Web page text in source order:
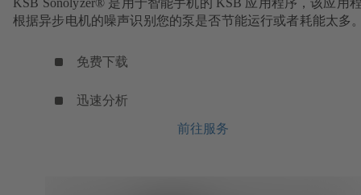
KSB Sonolyzer® 是用于智能手机的 KSB 应用程序，该应用
根据异步电机的噪声识别您的泵是否节能运行或者耗能太多
免费下载
迅速分析
前往服务